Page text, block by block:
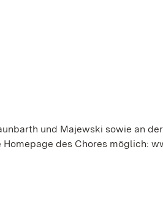
und Majewski sowie an
des Chores möglich: